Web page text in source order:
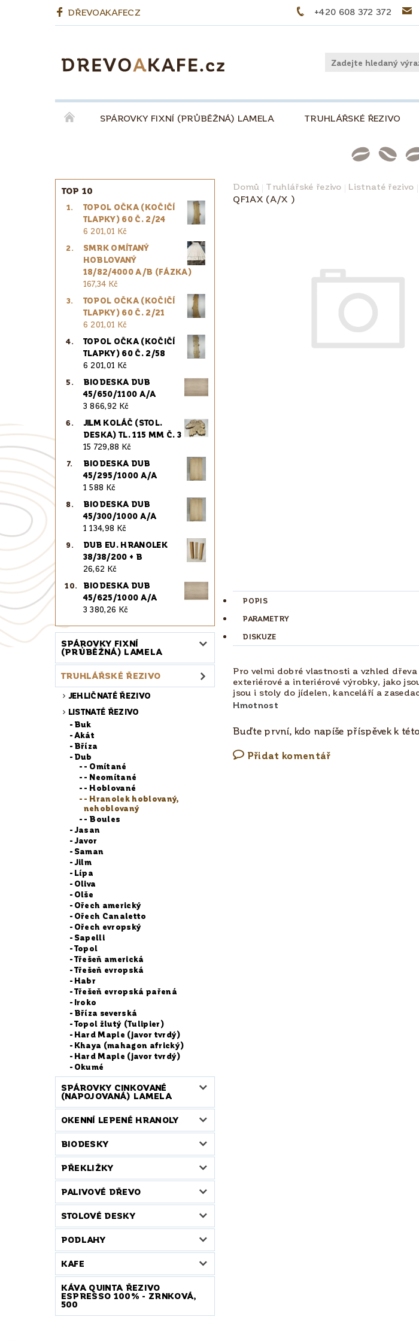
DŘEVOAKAFECZ +420 608 372 372
SPÁROVKY FIXNÍ (PRŮBĚŽNÁ) LAMELA TRUHLÁŘSKÉ ŘEZIVO
PALIVOVÉ
KÁVA QUINTA ŘEZIVO ESPRESSO 100% - ZRNKOVÁ, 500
PRO ŘEMESLNÍKY PRO DESIGNÉRY
TOP 10
TOPOL OČKA (KOČIČÍ
TLAPKY) 60 Č. 2/24
6 201,01 Kč
SMRK OMÍTANÝ
HOBLOVANÝ
18/82/4000 A/B (FÁZKA)
167,34 Kč
TOPOL OČKA (KOČIČÍ
TLAPKY) 60 Č. 2/21
6 201,01 Kč
TOPOL OČKA (KOČIČÍ
TLAPKY) 60 Č. 2/58
6 201,01 Kč
BIODESKA DUB
45/650/1100 A/A
3 866,92 Kč
JILM KOLÁČ (STOL.
DESKA) TL. 115 MM Č. 3
15 729,88 Kč
BIODESKA DUB
45/295/1000 A/A
1 588 Kč
BIODESKA DUB
45/300/1000 A/A
1 134,98 Kč
DUB EU. HRANOLEK
38/38/200 + B
26,62 Kč
BIODESKA DUB
45/625/1000 A/A
3 380,26 Kč
SPÁROVKY FIXNÍ
(PRŮBĚŽNÁ) LAMELA
TRUHLÁŘSKÉ ŘEZIVO
JEHLIČNATÉ ŘEZIVO
LISTNATÉ ŘEZIVO
Buk
Akát
Bříza
Dub
- Omítané
- Neomítané
- Hoblované
- Hranolek hoblovaný,
nehoblovaný
- Boules
Jasan
Javor
Saman
Jilm
Lípa
Oliva
Olše
Ořech americký
Ořech Canaletto
Ořech evropský
Sapelli
Topol
Třešeň americká
Třešeň evropská
Habr
Třešeň evropská pařená
Iroko
Bříza severská
Topol žlutý (Tulipier)
Hard Maple (javor tvrdý)
Khaya (mahagon africký)
Hard Maple (javor tvrdý)
Okumé
SPÁROVKY CINKOVANÉ
(NAPOJOVANÁ) LAMELA
OKENNÍ LEPENÉ HRANOLY
BIODESKY
PŘEKLIŽKY
PALIVOVÉ DŘEVO
STOLOVÉ DESKY
PODLAHY
KAFE
KÁVA QUINTA ŘEZIVO
ESPRESSO 100% - ZRNKOVÁ,
500
Domů Truhlářské řezivo Listnaté řezivo
QF1AX (A/X )
POPIS
PARAMETRY
DISKUZE
Pro velmi dobré vlastnosti a vzhled
exteriérové a interiérové výrobky, jako
jsou i stoly do jídelen, kanceláří a
Hmotnost
Buďte první, kdo napíše příspěvek k
Přidat komentář